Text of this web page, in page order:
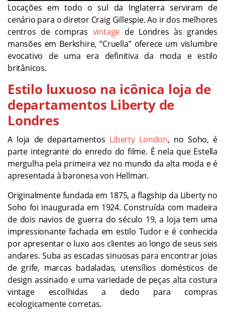
Locações em todo o sul da Inglaterra serviram de
cenário para o diretor Craig Gillespie. Ao ir dos melhores
centros de compras vintage de Londres às grandes
mansões em Berkshire, “Cruella” oferece um vislumbre
evocativo de uma era definitiva da moda e estilo
britânicos.
Estilo luxuoso na icônica loja de
departamentos Liberty de
Londres
A loja de departamentos Liberty London, no Soho, é
parte integrante do enredo do filme. É nela que Estella
mergulha pela primeira vez no mundo da alta moda e é
apresentada à baronesa von Hellman.
Originalmente fundada em 1875, a flagship da Liberty no
Soho foi inaugurada em 1924. Construída com madeira
de dois navios de guerra do século 19, a loja tem uma
impressionante fachada em estilo Tudor e é conhecida
por apresentar o luxo aos clientes ao longo de seus seis
andares. Suba as escadas sinuosas para encontrar joias
de grife, marcas badaladas, utensílios domésticos de
design assinado e uma variedade de peças alta costura
vintage escolhidas a dedo para compras
ecologicamente corretas.